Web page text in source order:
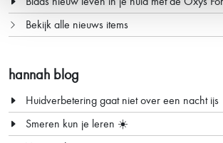
Bekijk alle nieuws items
hannah blog
Huidverbetering gaat niet over een nacht ijs
Smeren kun je leren ☀️